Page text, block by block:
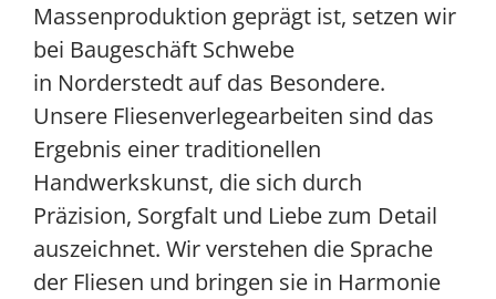
Massenproduktion geprägt ist, setzen wir
bei Baugeschäft Schwebe
in Norderstedt auf das Besondere.
Unsere Fliesenverlegearbeiten sind das
Ergebnis einer traditionellen
Handwerkskunst, die sich durch
Präzision, Sorgfalt und Liebe zum Detail
auszeichnet. Wir verstehen die Sprache
der Fliesen und bringen sie in Harmonie